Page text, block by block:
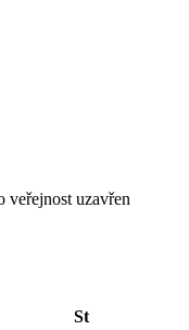
veřejnost uzavřen
St